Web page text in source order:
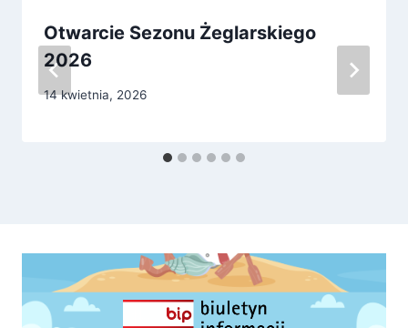
Otwarcie Sezonu Żeglarskiego
2026
14 kwietnia, 2026